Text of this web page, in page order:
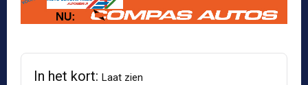
In het kort: Laat zien